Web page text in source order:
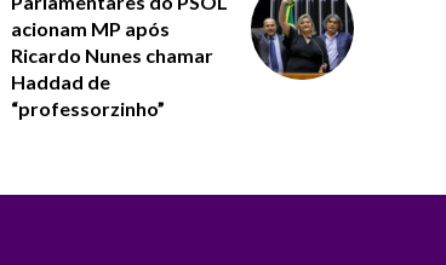
acionam MP após
Ricardo Nunes chamar
Haddad de
“professorzinho”